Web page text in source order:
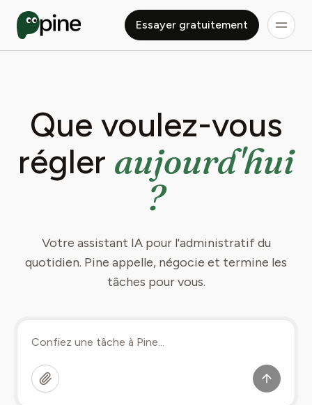
Essayer gratuitement
Que voulez-vous
régler aujourd'hui
?
Votre assistant IA pour l'administratif du
quotidien. Pine appelle, négocie et termine les
tâches pour vous.